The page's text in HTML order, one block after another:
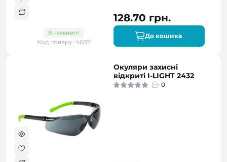
В наявності
Код товару: 4687
128.70 грн.
До кошика
Окуляри захисні
відкриті I-LIGHT 2432
0